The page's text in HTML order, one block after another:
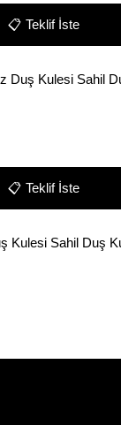
📋 Teklif İste
Duş Kulesi Sahil
📋 Teklif İste
Kulesi Sahil Duş